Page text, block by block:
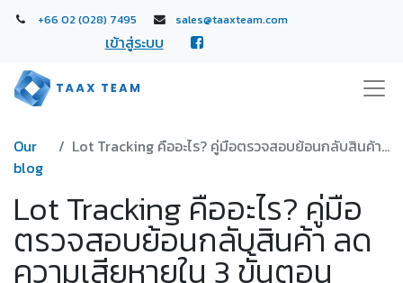
+66 02 (028) 7495 sales@taaxteam.com
เข้าสู่ระบบ
Our
blog
Lot Tracking คืออะไร? คู่มือตรวจสอบย้อนกลับสินค้า ลดความเสียหายใน 3 ขั้นตอน
Lot Tracking คืออะไร? คู่มือ
ตรวจสอบย้อนกลับสินค้า ลด
ความเสียหายใน 3 ขั้นตอน